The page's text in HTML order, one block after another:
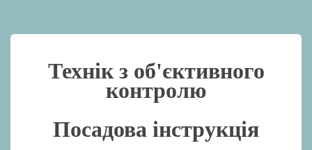
Технік з об'єктивного
контролю
Посадова інструкція